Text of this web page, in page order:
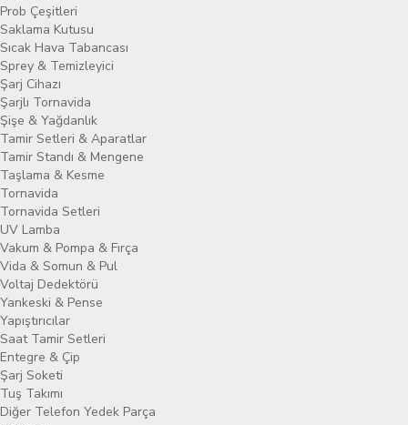
Prob Çeşitleri
Saklama Kutusu
Sıcak Hava Tabancası
Sprey & Temizleyici
Şarj Cihazı
Şarjlı Tornavida
Şişe & Yağdanlık
Tamir Setleri & Aparatlar
Tamir Standı & Mengene
Taşlama & Kesme
Tornavida
Tornavida Setleri
UV Lamba
Vakum & Pompa & Fırça
Vida & Somun & Pul
Voltaj Dedektörü
Yankeski & Pense
Yapıştırıcılar
Saat Tamir Setleri
Entegre & Çip
Şarj Soketi
Tuş Takımı
Diğer Telefon Yedek Parça